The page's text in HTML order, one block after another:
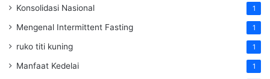
Konsolidasi Nasional 1
Mengenal Intermittent Fasting 1
ruko titi kuning 1
Manfaat Kedelai 1